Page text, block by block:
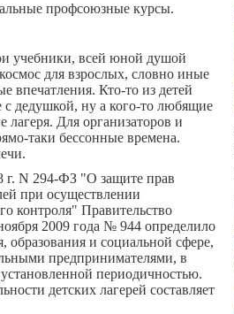
профсоюзные курсы.
учебники, всей юной душой
для взрослых, словно иные
впечатления. Кто-то из детей
с дедушкой, ну а кого-то любящие
лагеря. Для организаторов и
таки бессонные времена.
г. N 294-ФЗ "О защите прав
при осуществлении
контроля" Правительство
2009 года № 944 определило
образования и социальной сфере,
предпринимателями, в
периодичностью.
детских лагерей составляет